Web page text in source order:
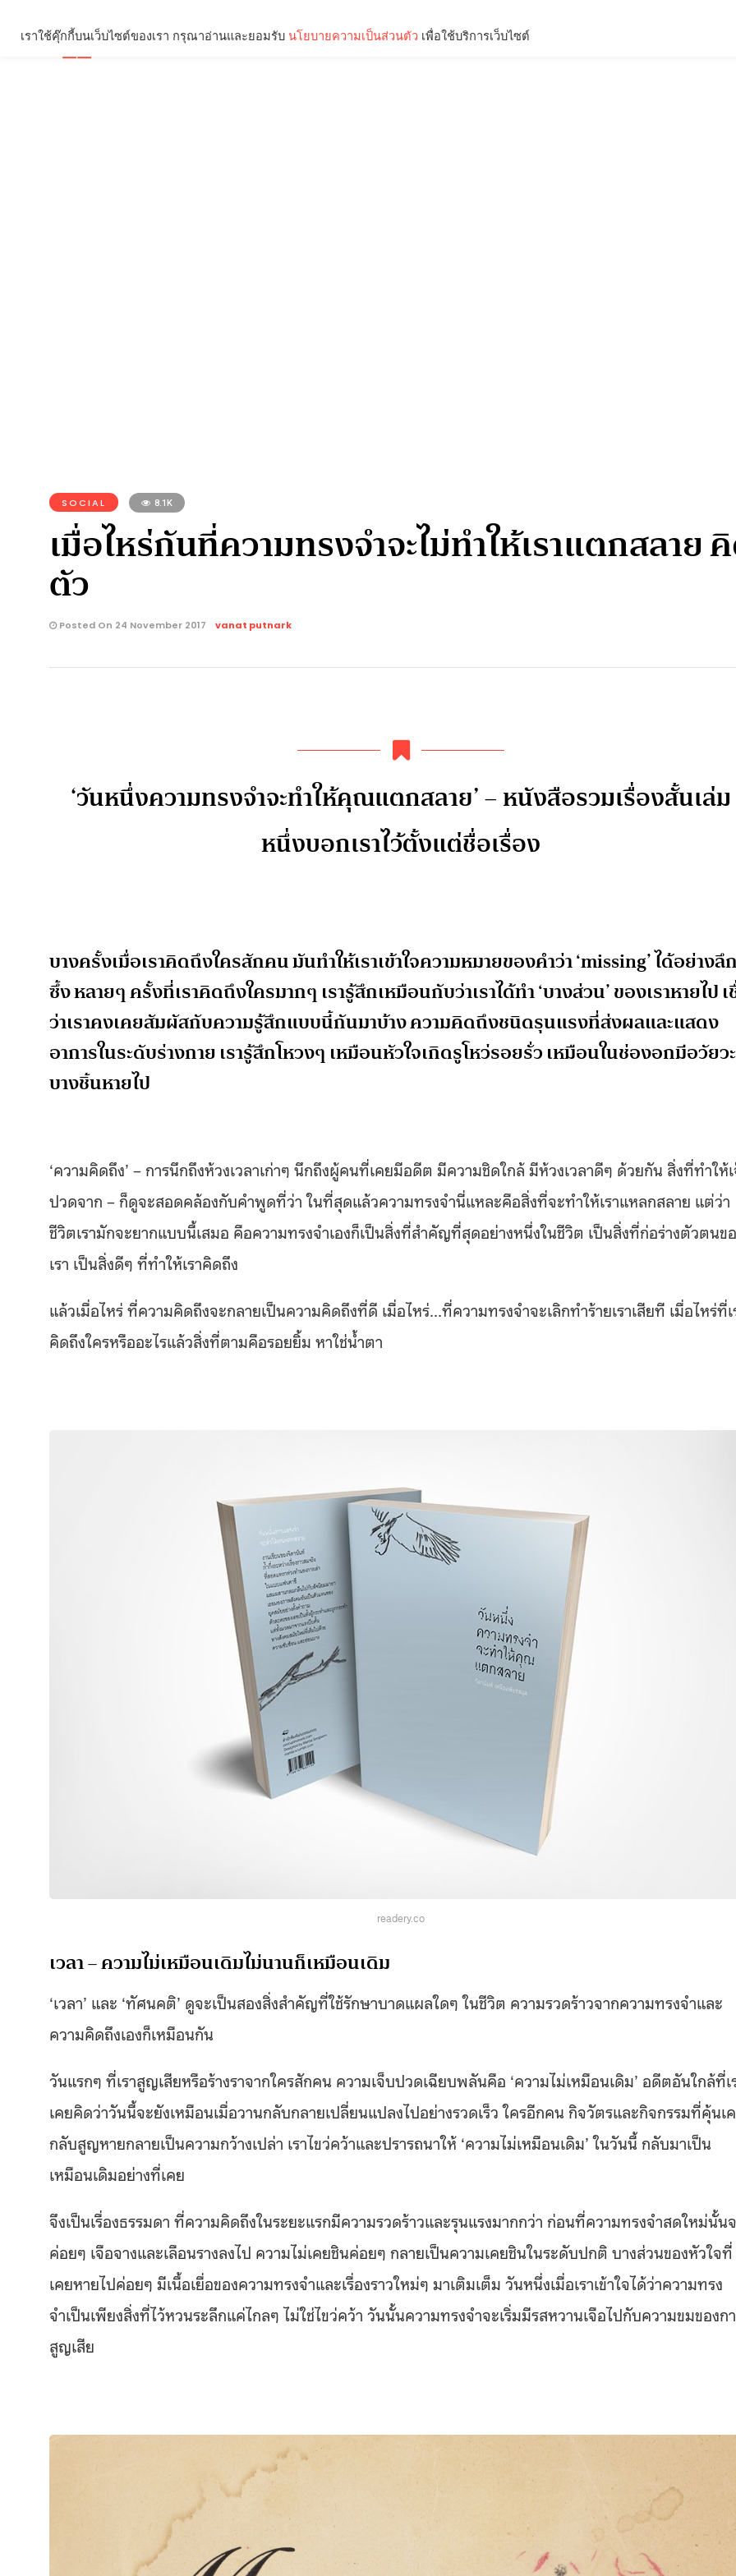
SOCIAL 8.1K
เมื่อไหร่กันที่ความทรงจำจะไม่ทำให้เราแตกสลาย
ตัว
Posted On 24 November 2017 vanat putnark
‘วันหนึ่งความทรงจำจะทำให้คุณแตกสลาย’ – หนังสือรวมเรื่องสั้นเล่ม
หนึ่งบอกเราไว้ตั้งแต่ชื่อเรื่อง
บางครั้งเมื่อเราคิดถึงใครสักคน มันทำให้เราเข้าใจความหมายของคำว่า ‘missing’ ได้อย่างลึก
ซึ้ง หลายๆ ครั้งที่เราคิดถึงใครมากๆ เรารู้สึกเหมือนกับว่าเราได้ทำ ‘บางส่วน’ ของเราหายไป
ว่าเราคงเคยสัมผัสกับความรู้สึกแบบนี้กันมาบ้าง ความคิดถึงชนิดรุนแรงที่ส่งผลและแสดง
อาการในระดับร่างกาย เรารู้สึกโหวงๆ เหมือนหัวใจเกิดรูโหว่รอยรั่ว เหมือนในช่องอกมีอวัยวะ
บางชิ้นหายไป
‘ความคิดถึง’ – การนึกถึงห้วงเวลาเก่าๆ นึกถึงผู้คนที่เคยมีอดีต มีความชิดใกล้ มีห้วงเวลาดีๆ ด้วยกัน สิ่งที่ทำให้
ปวดจาก – ก็ดูจะสอดคล้องกับคำพูดที่ว่า ในที่สุดแล้วความทรงจำนี่แหละคือสิ่งที่จะทำให้เราแหลกสลาย แต่ว่า
ชีวิตเรามักจะยากแบบนี้เสมอ คือความทรงจำเองก็เป็นสิ่งที่สำคัญที่สุดอย่างหนึ่งในชีวิต เป็นสิ่งที่ก่อร่างตัวตนข
เรา เป็นสิ่งดีๆ ที่ทำให้เราคิดถึง
แล้วเมื่อไหร่ ที่ความคิดถึงจะกลายเป็นความคิดถึงที่ดี เมื่อไหร่…ที่ความทรงจำจะเลิกทำร้ายเราเสียที เมื่อไหร่ที่เ
คิดถึงใครหรืออะไรแล้วสิ่งที่ตามคือรอยยิ้ม หาใช่น้ำตา
readery.co
เวลา – ความไม่เหมือนเดิมไม่นานก็เหมือนเดิม
‘เวลา’ และ ‘ทัศนคติ’ ดูจะเป็นสองสิ่งสำคัญที่ใช้รักษาบาดแผลใดๆ ในชีวิต ความรวดร้าวจากความทรงจำและ
ความคิดถึงเองก็เหมือนกัน
วันแรกๆ ที่เราสูญเสียหรือร้างราจากใครสักคน ความเจ็บปวดเฉียบพลันคือ ‘ความไม่เหมือนเดิม’ อดีตอันใกล้ที่เ
เคยคิดว่าวันนี้จะยังเหมือนเมื่อวานกลับกลายเปลี่ยนแปลงไปอย่างรวดเร็ว ใครอีกคน กิจวัตรและกิจกรรมที่คุ้นเ
กลับสูญหายกลายเป็นความกว้างเปล่า เราไขว่คว้าและปรารถนาให้ ‘ความไม่เหมือนเดิม’ ในวันนี้ กลับมาเป็น
เหมือนเดิมอย่างที่เคย
จึงเป็นเรื่องธรรมดา ที่ความคิดถึงในระยะแรกมีความรวดร้าวและรุนแรงมากกว่า ก่อนที่ความทรงจำสดใหม่นั้น
ค่อยๆ เจือจางและเลือนรางลงไป ความไม่เคยชินค่อยๆ กลายเป็นความเคยชินในระดับปกติ บางส่วนของหัวใจที่
เคยหายไปค่อยๆ มีเนื้อเยื่อของความทรงจำและเรื่องราวใหม่ๆ มาเติมเต็ม วันหนึ่งเมื่อเราเข้าใจได้ว่าความทรง
จำเป็นเพียงสิ่งที่ไว้หวนระลึกแค่ไกลๆ ไม่ใช่ไขว่คว้า วันนั้นความทรงจำจะเริ่มมีรสหวานเจือไปกับความขมของก
สูญเสีย
เราใช้คุ๊กกี้บนเว็บไซต์ของเรา กรุณาอ่านและยอมรับ นโยบายความเป็นส่วนตัว เพื่อใช้บริการเว็บไซต์